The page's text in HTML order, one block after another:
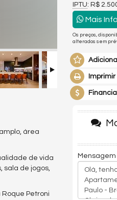
IPTU: R$
Mais
Os preços,
alterados sem
Imprimir
área
de vida
sala de jogos,
Petroni
Mensagem